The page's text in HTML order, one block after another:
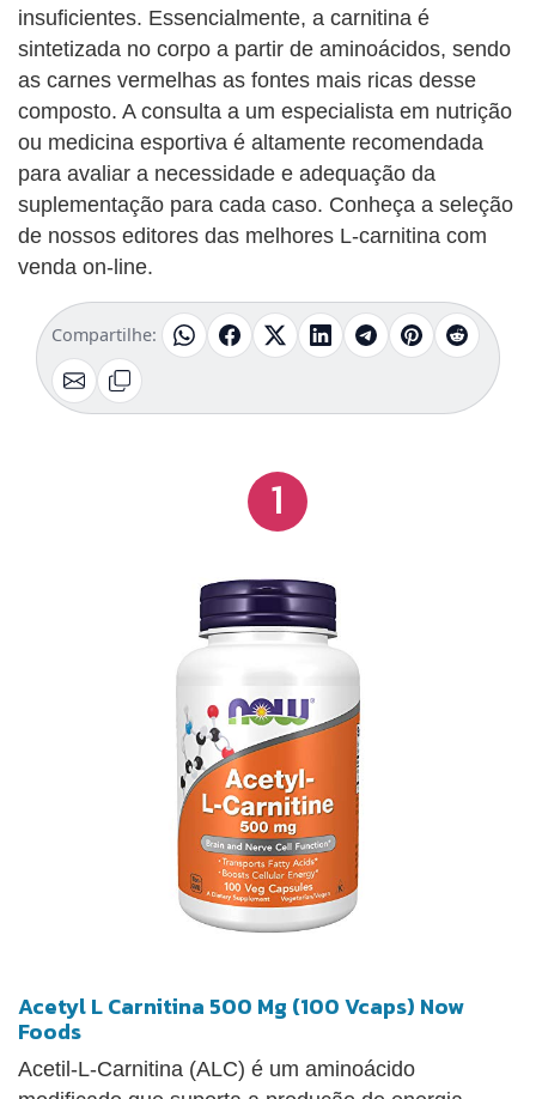
insuficientes. Essencialmente, a carnitina é
sintetizada no corpo a partir de aminoácidos, sendo
as carnes vermelhas as fontes mais ricas desse
composto. A consulta a um especialista em nutrição
ou medicina esportiva é altamente recomendada
para avaliar a necessidade e adequação da
suplementação para cada caso​​​​. Conheça a seleção
de nossos editores das melhores L-carnitina com
venda on-line.
Compartilhe:
1
Acetyl L Carnitina 500 Mg (100 Vcaps) Now
Foods
Acetil-L-Carnitina (ALC) é um aminoácido